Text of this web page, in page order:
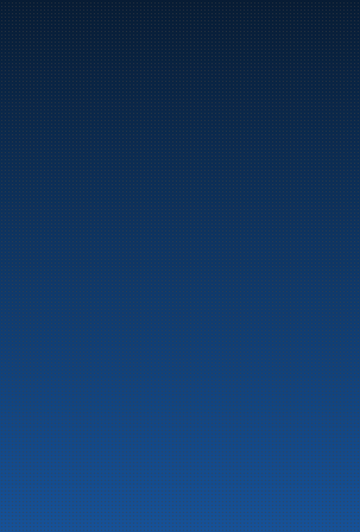
Marine
Auto & Industri
Bensinstasjoner
Tankingskort
Våre Produkter
Om selskapet
Aktuelt
Beredskapsinformasjon
Personvern